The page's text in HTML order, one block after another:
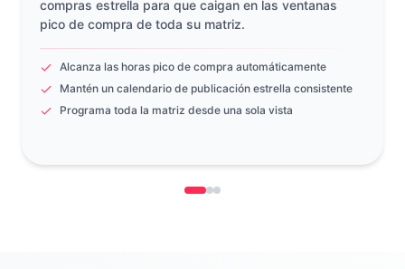
compras estrella para que caigan en las ventanas
pico de compra de toda su matriz.
Alcanza las horas pico de compra automáticamente
Mantén un calendario de publicación estrella consistente
Programa toda la matriz desde una sola vista